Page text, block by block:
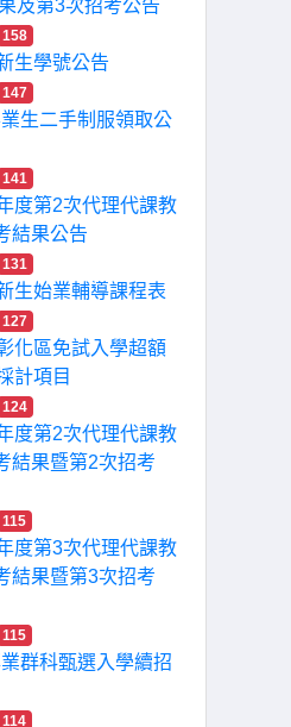
及第3次招考公告
158
生學號公告
147
生二手制服領取公
141
度第2次代理代課教
結果公告
131
生始業輔導課程表
127
化區免試入學超額
計項目
124
度第2次代理代課教
結果暨第2次招考
115
度第3次代理代課教
結果暨第3次招考
115
群科甄選入學續招
114